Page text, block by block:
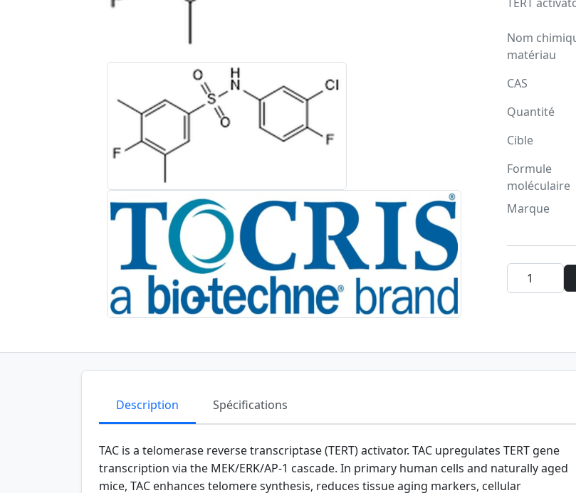
matériau
CAS
Quantité
Cible
Formule
moléculaire
Marque
Description Spécifications
TAC is a telomerase reverse transcriptase (TERT) activator. TAC upregulates TERT gene
transcription via the MEK/ERK/AP-1 cascade. In primary human cells and naturally aged
senescence, and inflammatory cytokines. In the brain, TAC induces neurogenesis, reduces
neuroinflammation, and preserves cognitive function.